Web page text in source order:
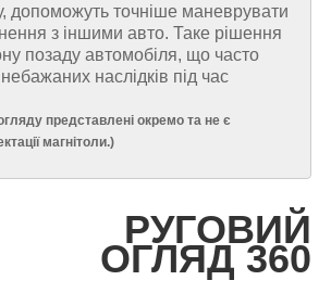
допоможуть точніше маневрувати
з іншими авто. Таке рішення
позаду автомобіля, що часто
наслідків під час
представлені окремо та не є
магнітоли.)
РУГОВИЙ
ОГЛЯД 360